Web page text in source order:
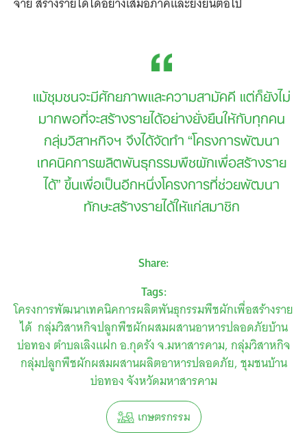
แม้ชุมชนจะมีศักยภาพและความสามัคคี แต่ก็ยังไม่
มากพอที่จะสร้างรายได้อย่างยั่งยืนให้กับทุกคน
กลุ่มวิสาหกิจฯ จึงได้จัดทำ “โครงการพัฒนา
เทคนิคการผลิตพันธุกรรมพืชผักเพื่อสร้างราย
ได้”ขึ้นเพื่อเป็นอีกหนึ่งโครงการที่ช่วยพัฒนา
ทักษะสร้างรายได้ให้แก่สมาชิก
Share:
Tags:
โครงการพัฒนาเทคนิคการผลิตพันธุกรรมพืชผักเพื่อสร้างราย
ได้ กลุ่มวิสาหกิจปลูกพืชผักผสมผสานอาหารปลอดภัยบ้าน
บ่อทอง ตำบลเลิงแฝก อ.กุดรัง จ.มหาสารคาม กลุ่มวิสาหกิจ
กลุ่มปลูกพืชผักผสมผสานผลิตอาหารปลอดภัย ชุมชนบ้าน
บ่อทอง จังหวัดมหาสารคาม
เกษตรกรรม